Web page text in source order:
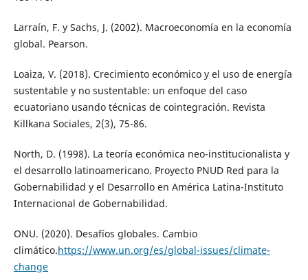
Larraín, F. y Sachs, J. (2002). Macroeconomía en la economía
global. Pearson.
Loaiza, V. (2018). Crecimiento económico y el uso de energía
sustentable y no sustentable: un enfoque del caso
ecuatoriano usando técnicas de cointegración. Revista
Killkana Sociales, 2(3), 75-86.
North, D. (1998). La teoría económica neo-institucionalista y
el desarrollo latinoamericano. Proyecto PNUD Red para la
Gobernabilidad y el Desarrollo en América Latina-Instituto
Internacional de Gobernabilidad.
ONU. (2020). Desafíos globales. Cambio
climático.https://www.un.org/es/global-issues/climate-
change